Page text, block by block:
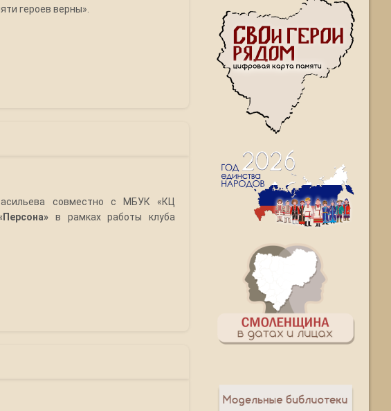
героев верны».
совместно с МБУК «КЦ
в рамках работы клуба